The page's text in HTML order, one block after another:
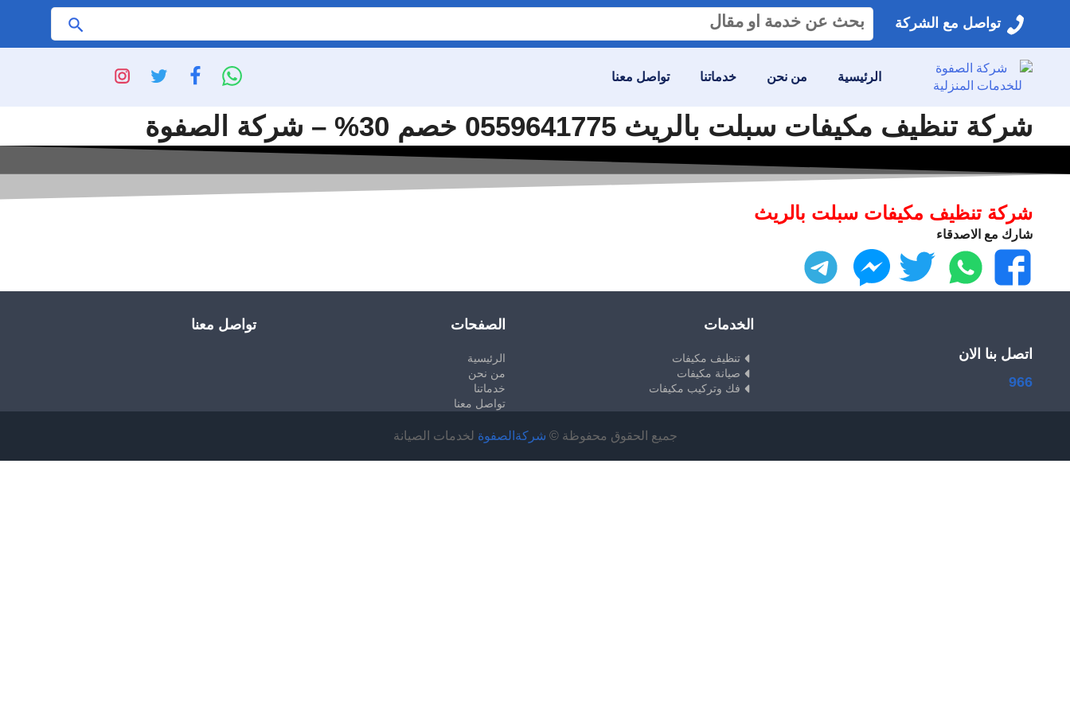
تواصل مع الشركة
البحث
عن:
الرئيسية من نحن خدماتنا تواصل معنا
شركة تنظيف مكيفات سبلت بالريث 0559641775 خصم 30% – شركة الصفوة
شركة تنظيف مكيفات سبلت بالريث
شارك مع الاصدقاء
فيسبوك
واتساب تويتر ماسنجر
اتصل بنا الان
966
الخدمات
تنظيف مكيفات
صيانة مكيفات
فك وتركيب مكيفات
الصفحات
الرئيسية
من نحن
خدماتنا
تواصل معنا
تواصل معنا
جميع الحقوق محفوظة © شركةالصفوة لخدمات الصيانة